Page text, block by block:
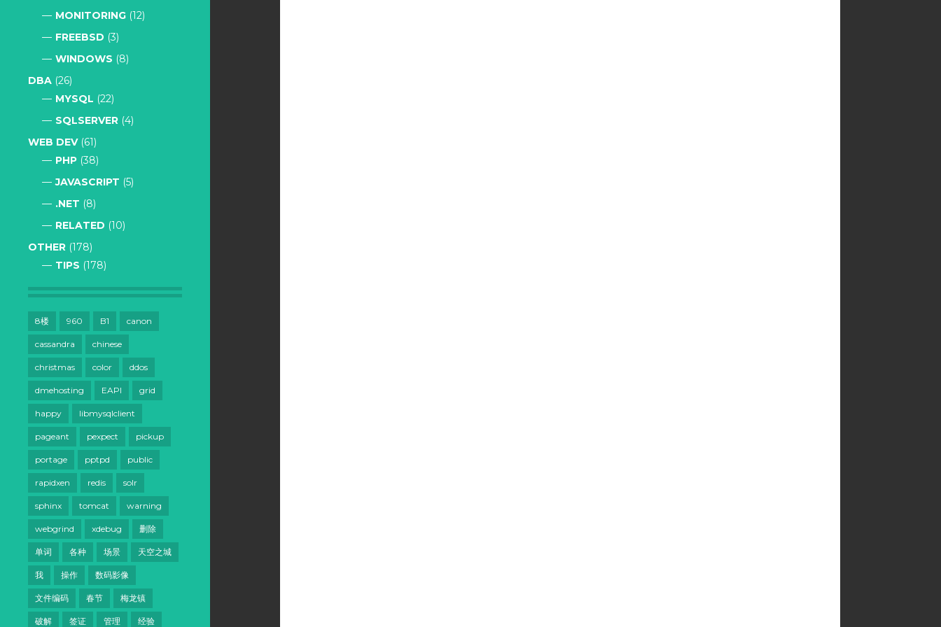
MONITORING (12)
FREEBSD (3)
WINDOWS (8)
DBA (26)
MYSQL (22)
SQLSERVER (4)
WEB DEV(61)
PHP (38)
JAVASCRIPT (5)
.NET (8)
RELATED (10)
OTHER (178)
TIPS (178)
8楼 960 B1 canon
cassandra chinese
christmas color ddos
dmehosting EAPI grid
happy libmysqlclient
pageant pexpect pickup
portage pptpd public
rapidxen redis solr
sphinx tomcat warning
webgrind xdebug 删除
单词 各种 场景 天空之城
我 操作 数码影像
文件编码 春节 梅龙镇
破解 签证 管理 经验